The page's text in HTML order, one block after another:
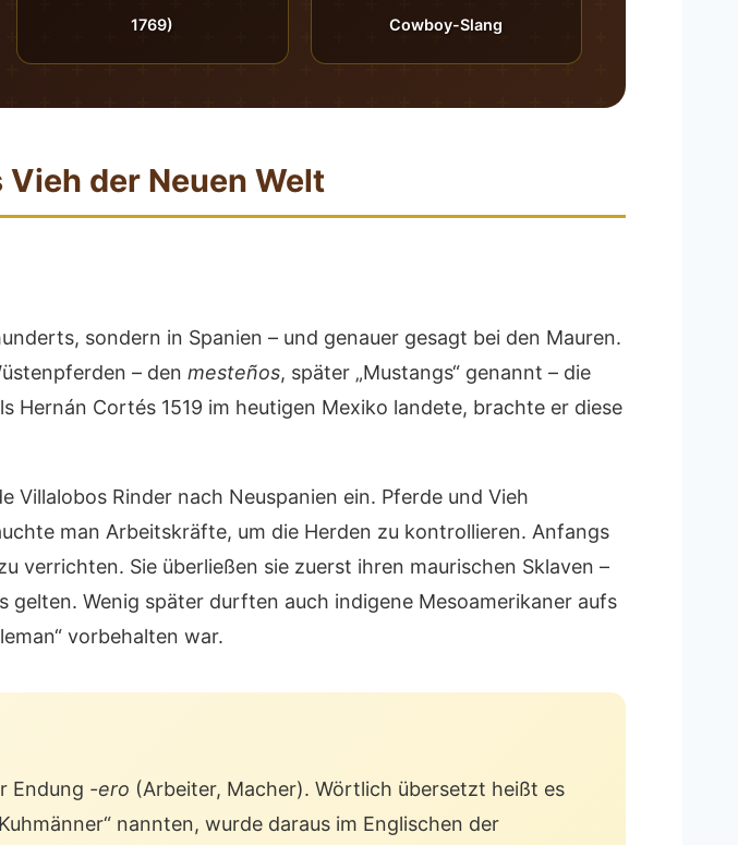
1769)
Cowboy-Slang
der Neuen Welt
sondern in Spanien – und genauer gesagt bei den Mauren.
– den mesteños, später „Mustangs“ genannt – die
Hernán Cortés 1519 im heutigen Mexiko landete, brachte er diese
Villalobos Rinder nach Neuspanien ein. Pferde und Vieh
man Arbeitskräfte, um die Herden zu kontrollieren. Anfangs
verrichten. Sie überließen sie zuerst ihren maurischen Sklaven –
Wenig später durften auch indigene Mesoamerikaner aufs
vorbehalten war.
Endung -ero (Arbeiter, Macher). Wörtlich übersetzt heißt es
nannten, wurde daraus im Englischen der